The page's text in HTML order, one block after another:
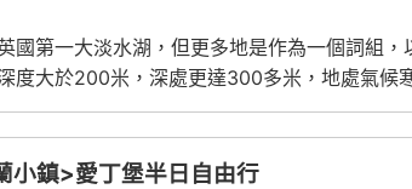
國第一大淡水湖，但更多地是作為一個詞組
度大於200米，深處更達300多米，地處氣候
小鎮>愛丁堡半日自由行